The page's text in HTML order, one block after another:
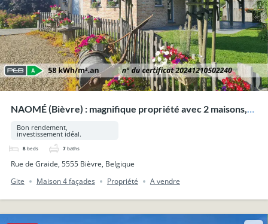
NAOMÉ (Bièvre) : magnifique propriété avec 2 maisons,
piscine, wellness, sur 33a 53ca.
Bon rendement,
investissement idéal.
8 beds 7 baths
Rue de Graide, 5555 Bièvre, Belgique
Gite
Maison 4 façades Propriété A vendre